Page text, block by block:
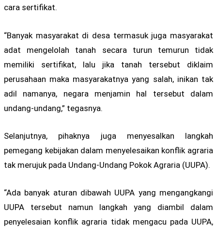
cara sertifikat.
“Banyak masyarakat di desa termasuk juga masyarakat
adat mengelolah tanah secara turun temurun tidak
memiliki sertifikat, lalu jika tanah tersebut diklaim
perusahaan maka masyarakatnya yang salah, inikan tak
adil namanya, negara menjamin hal tersebut dalam
undang-undang,” tegasnya.
Selanjutnya, pihaknya juga menyesalkan langkah
pemegang kebijakan dalam menyelesaikan konflik agraria
tak merujuk pada Undang-Undang Pokok Agraria (UUPA).
“Ada banyak aturan dibawah UUPA yang mengangkangi
UUPA tersebut namun langkah yang diambil dalam
penyelesaian konflik agraria tidak mengacu pada UUPA,